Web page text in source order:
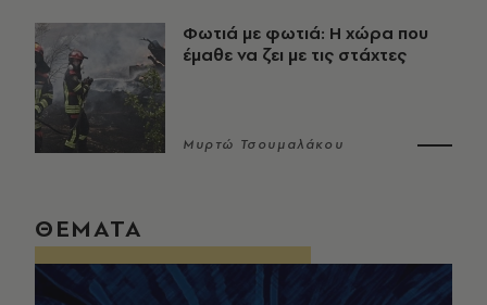
Φωτιά με φωτιά: Η χώρα που
έμαθε να ζει με τις στάχτες
Μυρτώ Τσουμαλάκου
ΘΕΜΑΤΑ